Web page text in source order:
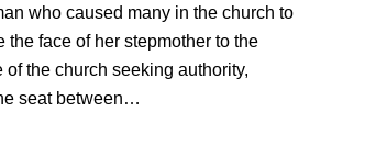
who caused many in the church to
the face of her stepmother to the
of the church seeking authority,
seat between…